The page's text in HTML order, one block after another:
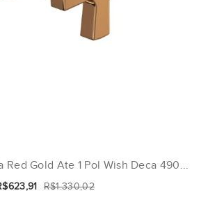
Red Gold Ate 1 Pol Wish Deca 490...
R$1.330,02